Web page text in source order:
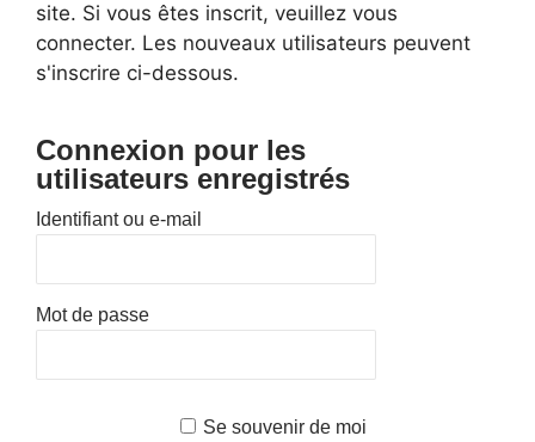
site. Si vous êtes inscrit, veuillez vous
connecter. Les nouveaux utilisateurs peuvent
s'inscrire ci-dessous.
Connexion pour les
utilisateurs enregistrés
Identifiant ou e-mail
Mot de passe
Se souvenir de moi